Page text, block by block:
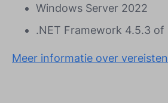
Windows Server 2022
.NET Framework 4.5.3 of
Meer informatie over